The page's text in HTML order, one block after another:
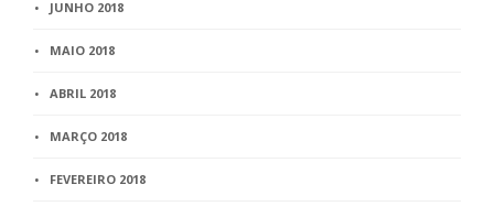
JUNHO 2018
MAIO 2018
ABRIL 2018
MARÇO 2018
FEVEREIRO 2018